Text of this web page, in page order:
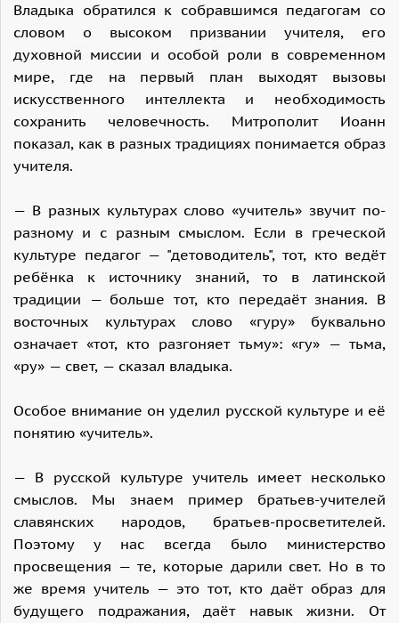
Владыка обратился к собравшимся педагогам со
словом о высоком призвании учителя, его
духовной миссии и особой роли в современном
мире, где на первый план выходят вызовы
искусственного интеллекта и необходимость
сохранить человечность. Митрополит Иоанн
показал, как в разных традициях понимается образ
учителя.
— В разных культурах слово «учитель» звучит по-
разному и с разным смыслом. Если в греческой
культуре педагог — "детоводитель", тот, кто ведёт
ребёнка к источнику знаний, то в латинской
традиции — больше тот, кто передаёт знания. В
восточных культурах слово «гуру» буквально
означает «тот, кто разгоняет тьму»: «гу» — тьма,
«ру» — свет, — сказал владыка.
Особое внимание он уделил русской культуре и её
понятию «учитель».
— В русской культуре учитель имеет несколько
смыслов. Мы знаем пример братьев-учителей
славянских народов, братьев-просветителей.
Поэтому у нас всегда было министерство
просвещения — те, которые дарили свет. Но в то
же время учитель — это тот, кто даёт образ для
будущего подражания, даёт навык жизни. От